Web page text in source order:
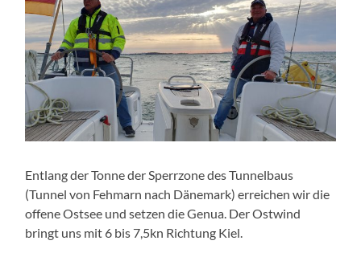
Entlang der Tonne der Sperrzone des Tunnelbaus
(Tunnel von Fehmarn nach Dänemark) erreichen wir die
offene Ostsee und setzen die Genua. Der Ostwind
bringt uns mit 6 bis 7,5kn Richtung Kiel.